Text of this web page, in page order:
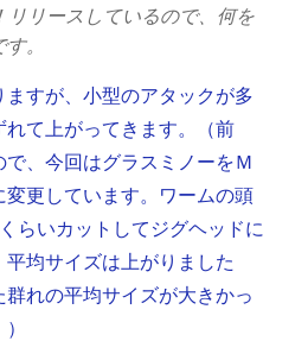
リリースしているので、何を
。
すが、小型のアタックが多
れて上がってきます。（前
、今回はグラスミノーをＭ
更しています。ワームの頭
らいカットしてジグヘッドに
均サイズは上がりました
れの平均サイズが大きかっ